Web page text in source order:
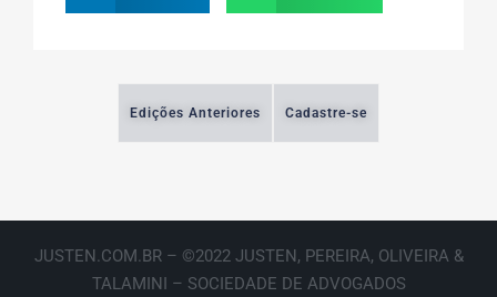
Edições Anteriores Cadastre-se
JUSTEN.COM.BR – ©2022 JUSTEN, PEREIRA, OLIVEIRA &
TALAMINI – SOCIEDADE DE ADVOGADOS